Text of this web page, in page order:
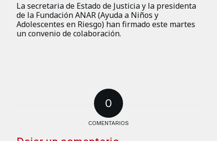
La secretaria de Estado de Justicia y la presidenta
de la Fundación ANAR (Ayuda a Niños y
Adolescentes en Riesgo) han firmado este martes
un convenio de colaboración.
0
COMENTARIOS